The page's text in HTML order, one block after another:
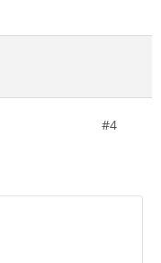
#4